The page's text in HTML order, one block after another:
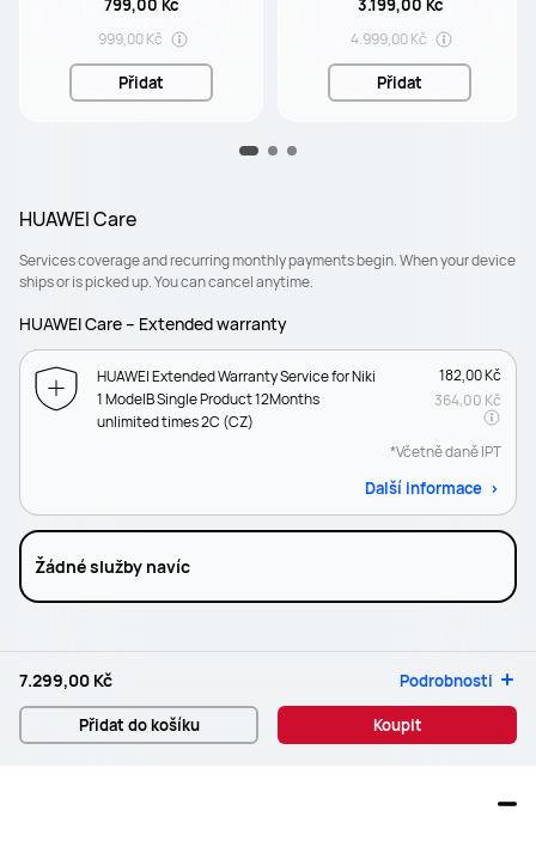
799,00 Kč
999,00 Kč
Přidat
3.199,00 Kč
4.999,00 Kč
Přidat
HUAWEI Care
Services coverage and recurring monthly payments begin. When your device
ships or is picked up. You can cancel anytime.
HUAWEI Care – Extended warranty
HUAWEI Extended Warranty Service for Niki
1 ModelB Single Product 12Months
unlimited times 2C (CZ)
182,00 Kč
364,00 Kč
*Včetně daně IPT
Další informace
Žádné služby navíc
7.299,00 Kč Podrobnosti
Přidat do košíku Koupit